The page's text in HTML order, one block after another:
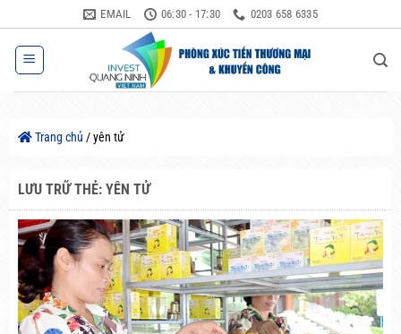
qua
nội
dung
EMAIL 06:30 - 17:30 0203 658 6335
Trang chủ /yên tử
LƯU TRỮ THẺ: YÊN TỬ